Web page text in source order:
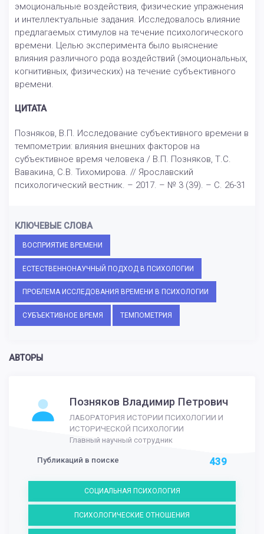
эмоциональные воздействия, физические упражнения
и интеллектуальные задания. Исследовалось влияние
предлагаемых стимулов на течение психологического
времени. Целью эксперимента было выяснение
влияния различного рода воздействий (эмоциональных,
когнитивных, физических) на течение субъективного
времени.
ЦИТАТА
Позняков, В.П. Исследование субъективного времени в
темпометрии: влияния внешних факторов на
субъективное время человека / В.П. Позняков, Т.С.
Вавакина, С.В. Тихомирова. // Ярославский
психологический вестник. – 2017. – № 3 (39). – С. 26-31
КЛЮЧЕВЫЕ СЛОВА
ВОСПРИЯТИЕ ВРЕМЕНИ
ЕСТЕСТВЕННОНАУЧНЫЙ ПОДХОД В ПСИХОЛОГИИ
ПРОБЛЕМА ИССЛЕДОВАНИЯ ВРЕМЕНИ В ПСИХОЛОГИИ
СУБЪЕКТИВНОЕ ВРЕМЯ ТЕМПОМЕТРИЯ
АВТОРЫ
Позняков Владимир Петрович
ЛАБОРАТОРИЯ ИСТОРИИ ПСИХОЛОГИИ И
ИСТОРИЧЕСКОЙ ПСИХОЛОГИИ
Главный научный сотрудник
Публикаций в поиске 439
СОЦИАЛЬНАЯ ПСИХОЛОГИЯ
ПСИХОЛОГИЧЕСКИЕ ОТНОШЕНИЯ